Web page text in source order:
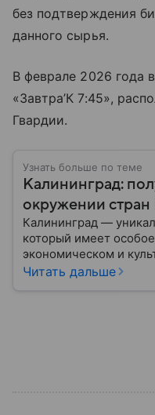
без подтверждения
данного сырья.
В феврале 2026 года
«Завтра’К 7:45»,
Гвардии.
Узнать больше по теме
Калининград:
окружении
Калининград —
который имеет
экономическом и
город,
Читать дальше